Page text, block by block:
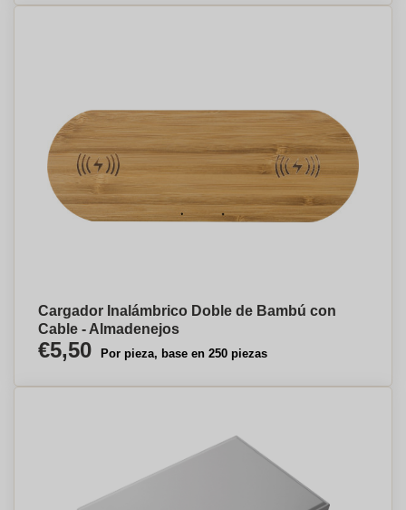
Cargador Inalámbrico Doble de Bambú con
Cable - Almadenejos
€5,50 Por pieza, base en 250 piezas